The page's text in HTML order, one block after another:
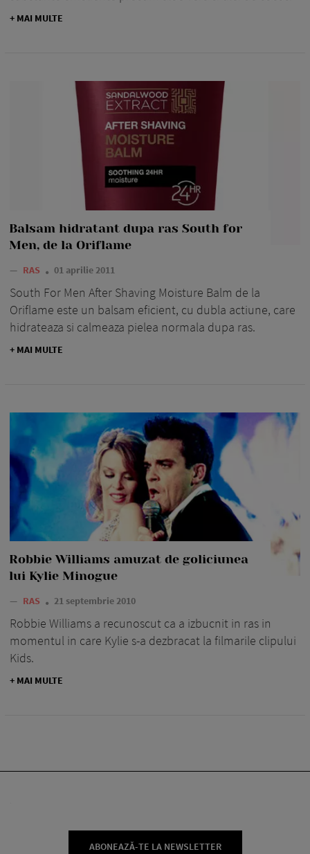
+ MAI MULTE
Balsam hidratant dupa ras South for
Men, de la Oriflame
— RAS 01 aprilie 2011
South For Men After Shaving Moisture Balm de la
Oriflame este un balsam eficient, cu dubla actiune, care
hidrateaza si calmeaza pielea normala dupa ras.
+ MAI MULTE
Robbie Williams amuzat de goliciunea
lui Kylie Minogue
— RAS 21 septembrie 2010
Robbie Williams a recunoscut ca a izbucnit in ras in
momentul in care Kylie s-a dezbracat la filmarile clipului
Kids.
+ MAI MULTE
ABONEAZĂ-TE LA NEWSLETTER